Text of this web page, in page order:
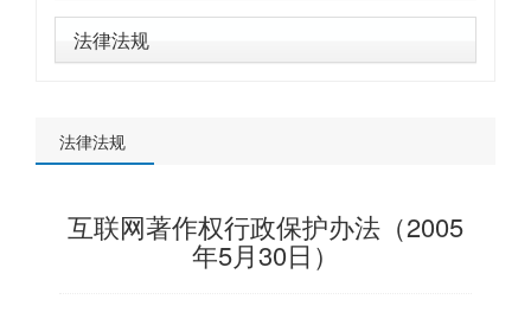
法律法规
法律法规
互联网著作权行政保护办法（2005
年5月30日）